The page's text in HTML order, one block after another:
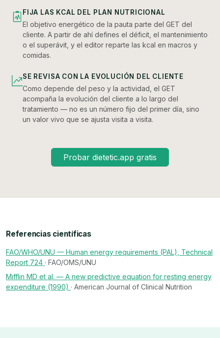
FIJA LAS KCAL DEL PLAN NUTRICIONAL
El objetivo energético de la pauta parte del GET del
cliente. A partir de ahí defines el déficit, el mantenimiento
o el superávit, y el editor reparte las kcal en macros y
comidas.
SE REVISA CON LA EVOLUCIÓN DEL CLIENTE
Como depende del peso y la actividad, el GET
acompaña la evolución del cliente a lo largo del
tratamiento — no es un número fijo del primer día, sino
un valor vivo que se ajusta visita a visita.
Probar dietetic.app gratis
Referencias científicas
FAO/WHO/UNU — Human energy requirements (PAL), Technical
Report 724 · FAO/OMS/UNU
Mifflin MD et al. — A new predictive equation for resting energy
expenditure (1990) · American Journal of Clinical Nutrition